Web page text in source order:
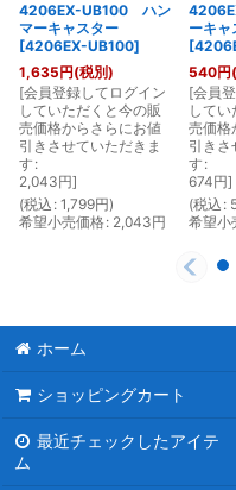
4206EX-UB100 ハン
マーキャスター
[4206EX-UB100]
1,635円(税別)
[会員登録してログイン
していただくと今の販
売価格からさらにお値
引きさせていただきま
す :
2,043円]
(税込 : 1,799円)
希望小売価格: 2,043円
ーキャ
[
540円
[会員
してい
売価格
引きさ
す :
674円]
(税込 :
希望小
ホーム
ショッピングカート
最近チェックしたアイテ
ム